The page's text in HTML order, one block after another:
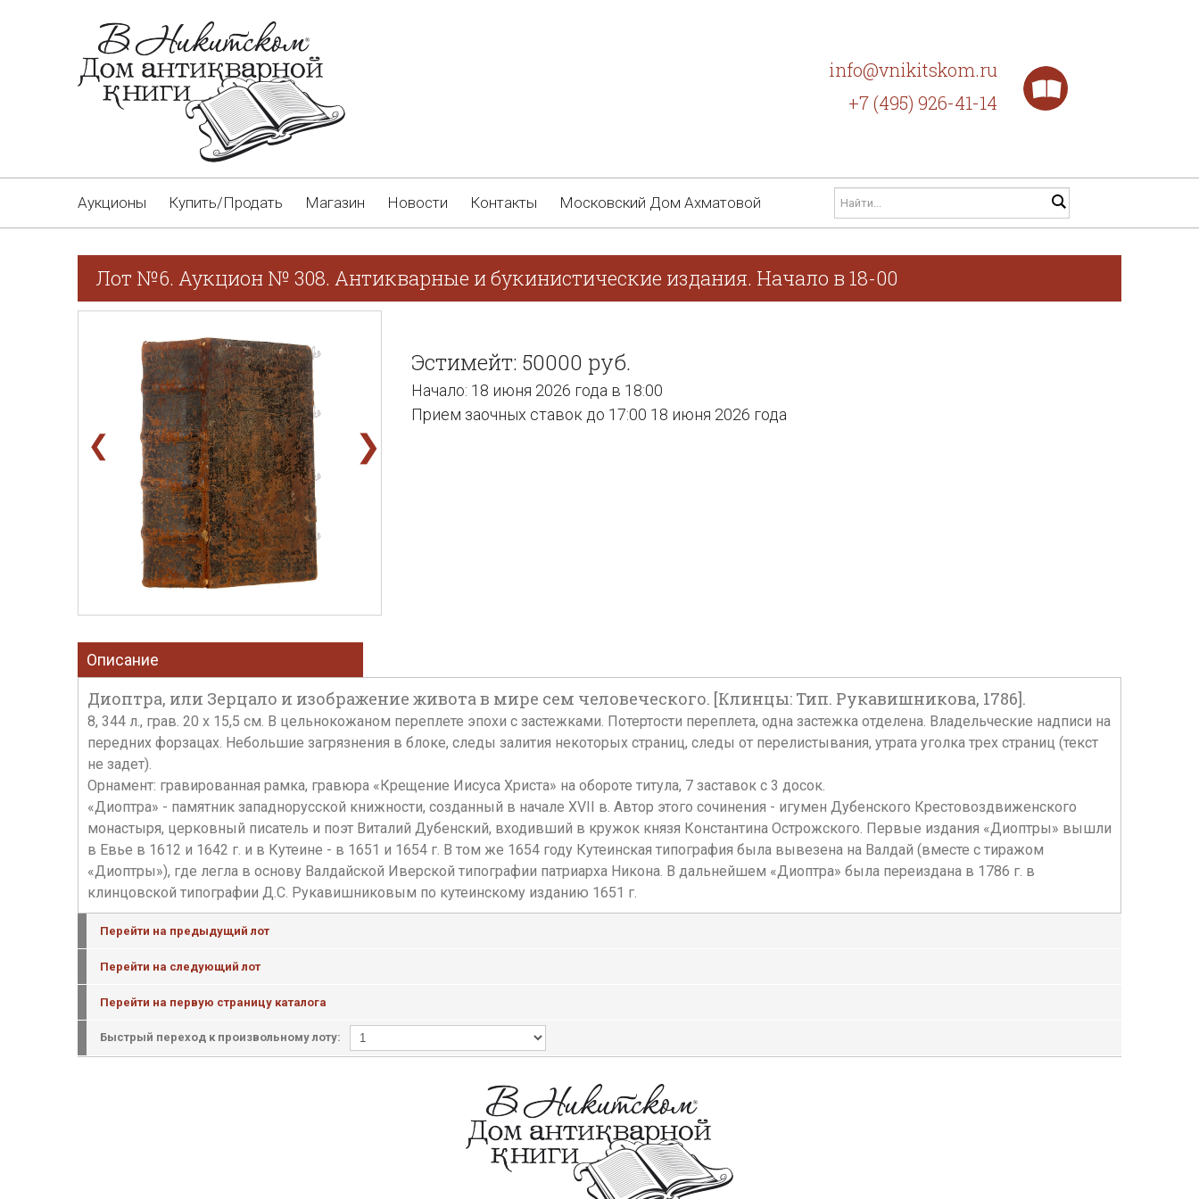
info@vnikitskom.ru
+7 (495) 926-41-14
Аукционы Купить/Продать Магазин Новости Контакты Московский Дом Ахматовой
Лот №6. Аукцион № 308. Антикварные и букинистические издания. Начало в 18-00
❮ ❯
Эстимейт: 50000 руб.
Начало: 18 июня 2026 года в 18:00
Прием заочных ставок до 17:00 18 июня 2026 года
Описание
Диоптра, или Зерцало и изображение живота в мире сем человеческого. [Клинцы: Тип. Рукавишникова, 1786].
8, 344 л., грав. 20 х 15,5 см. В цельнокожаном переплете эпохи с застежками. Потертости переплета, одна застежка отделена. Владельческие надписи на
передних форзацах. Небольшие загрязнения в блоке, следы залития некоторых страниц, следы от перелистывания, утрата уголка трех страниц (текст
не задет).
Орнамент: гравированная рамка, гравюра «Крещение Иисуса Христа» на обороте титула, 7 заставок с 3 досок.
«Диоптра» - памятник западнорусской книжности, созданный в начале XVII в. Автор этого сочинения - игумен Дубенского Крестовоздвиженского
монастыря, церковный писатель и поэт Виталий Дубенский, входивший в кружок князя Константина Острожского. Первые издания «Диоптры» вышли
в Евье в 1612 и 1642 г. и в Кутеине - в 1651 и 1654 г. В том же 1654 году Кутеинская типография была вывезена на Валдай (вместе с тиражом
«Диоптры»), где легла в основу Валдайской Иверской типографии патриарха Никона. В дальнейшем «Диоптра» была переиздана в 1786 г. в
клинцовской типографии Д.С. Рукавишниковым по кутеинскому изданию 1651 г.
Перейти на предыдущий лот
Перейти на следующий лот
Перейти на первую страницу каталога
Быстрый переход к произвольному лоту: